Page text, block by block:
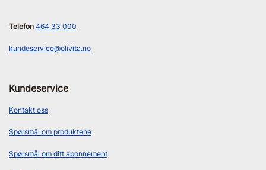
Telefon 464 33 000
kundeservice@olivita.no
Kundeservice
Kontakt oss
Spørsmål om produktene
Spørsmål om ditt abonnement